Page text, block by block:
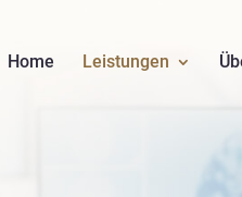
Home Leistungen